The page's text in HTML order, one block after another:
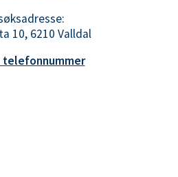
10, 6210 Valldal
telefonnummer